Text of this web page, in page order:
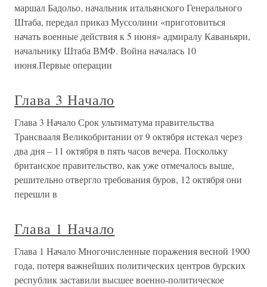
маршал Бадольо, начальник итальянского Генерального
Штаба, передал приказ Муссолини «приготовиться
начать военные действия к 5 июня» адмиралу Каваньяри,
начальнику Штаба ВМФ. Война началась 10
июня.Первые операции
Глава 3 Начало
Глава 3 Начало Срок ультиматума правительства
Трансвааля Великобритании от 9 октября истекал через
два дня – 11 октября в пять часов вечера. Поскольку
британское правительство, как уже отмечалось выше,
решительно отвергло требования буров, 12 октября они
перешли в
Глава 1 Начало
Глава 1 Начало Многочисленные поражения весной 1900
года, потеря важнейших политических центров бурских
республик заставили высшее военно-политическое